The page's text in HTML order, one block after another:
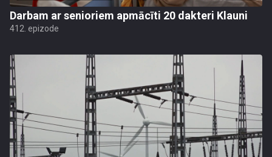
Darbam ar senioriem apmācīti 20 dakteri Klauni
412. epizode